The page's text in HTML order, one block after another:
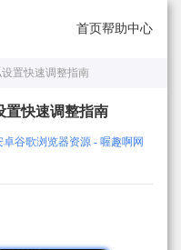
首页帮助中心
置快速调整指南
置快速调整指南
谷歌浏览器资源 - 喔趣啊网